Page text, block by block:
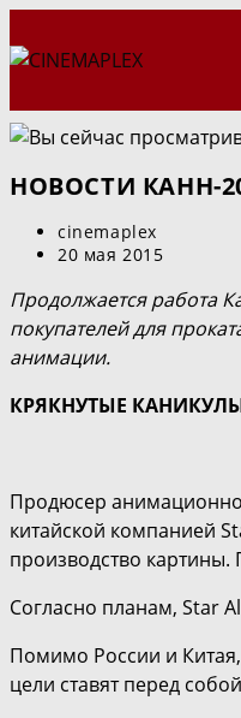
к
НОВОСТИ КАНН-
Автор
записи:
cinemaplex
Запись
20 мая 2015
Продолжается работа
покупателей для
анимации.
КРЯКНУТЫЕ
Продюсер
китайской компанией
производство
Согласно планам, Star
Помимо России и
цели ставят перед